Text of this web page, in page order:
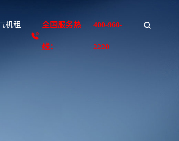
机租 全国服务热
线：
400-960-
2220